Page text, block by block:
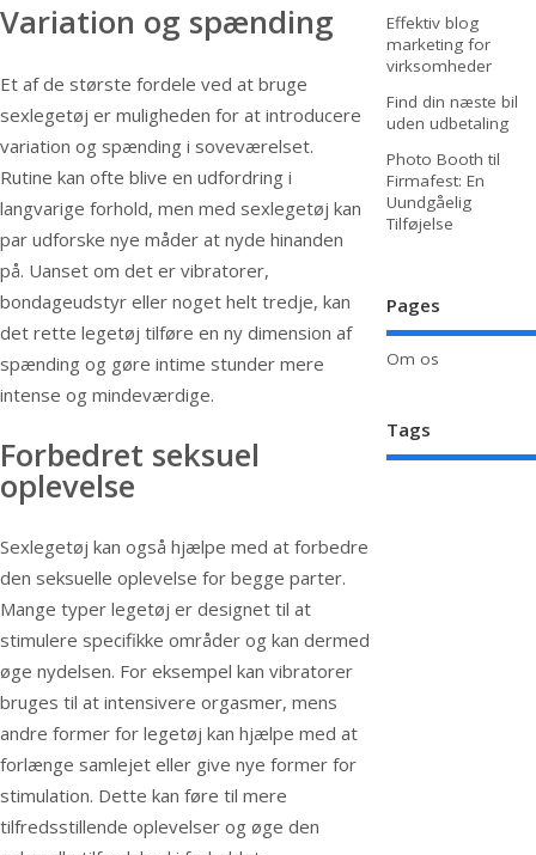
Variation og spænding
Et af de største fordele ved at bruge
sexlegetøj er muligheden for at introducere
variation og spænding i soveværelset.
Rutine kan ofte blive en udfordring i
langvarige forhold, men med sexlegetøj kan
par udforske nye måder at nyde hinanden
på. Uanset om det er vibratorer,
bondageudstyr eller noget helt tredje, kan
det rette legetøj tilføre en ny dimension af
spænding og gøre intime stunder mere
intense og mindeværdige.
Forbedret seksuel
oplevelse
Sexlegetøj kan også hjælpe med at forbedre
den seksuelle oplevelse for begge parter.
Mange typer legetøj er designet til at
stimulere specifikke områder og kan dermed
øge nydelsen. For eksempel kan vibratorer
bruges til at intensivere orgasmer, mens
andre former for legetøj kan hjælpe med at
forlænge samlejet eller give nye former for
stimulation. Dette kan føre til mere
tilfredsstillende oplevelser og øge den
Effektiv blog
marketing for
virksomheder
Find din næste bil
uden udbetaling
Photo Booth til
Firmafest: En
Uundgåelig
Tilføjelse
Pages
Om os
Tags